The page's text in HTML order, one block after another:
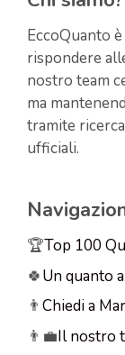
EccoQuanto
rispondere
nostro team
ma
tramite
ufficiali.
🏆Top 100
🍀Un quanto
👨 Chiedi a
👨‍💼Il nostro